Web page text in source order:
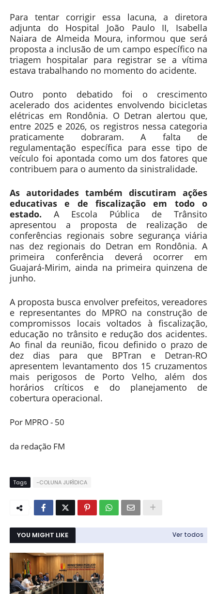
Para tentar corrigir essa lacuna, a diretora
adjunta do Hospital João Paulo II, Isabella
Naiara de Almeida Moura, informou que será
proposta a inclusão de um campo específico na
triagem hospitalar para registrar se a vítima
estava trabalhando no momento do acidente.
Outro ponto debatido foi o crescimento
acelerado dos acidentes envolvendo bicicletas
elétricas em Rondônia. O Detran alertou que,
entre 2025 e 2026, os registros nessa categoria
praticamente dobraram. A falta de
regulamentação específica para esse tipo de
veículo foi apontada como um dos fatores que
contribuem para o aumento da sinistralidade.
As autoridades também discutiram ações
educativas e de fiscalização em todo o
estado. A Escola Pública de Trânsito
apresentou a proposta de realização de
conferências regionais sobre segurança viária
nas dez regionais do Detran em Rondônia. A
primeira conferência deverá ocorrer em
Guajará-Mirim, ainda na primeira quinzena de
junho.
A proposta busca envolver prefeitos, vereadores
e representantes do MPRO na construção de
compromissos locais voltados à fiscalização,
educação no trânsito e redução dos acidentes.
Ao final da reunião, ficou definido o prazo de
dez dias para que BPTran e Detran-RO
apresentem levantamento dos 15 cruzamentos
mais perigosos de Porto Velho, além dos
horários críticos e do planejamento de
cobertura operacional.
Por MPRO - 50
da redação FM
Tags -COLUNA JURÌDICA
YOU MIGHT LIKE Ver todos